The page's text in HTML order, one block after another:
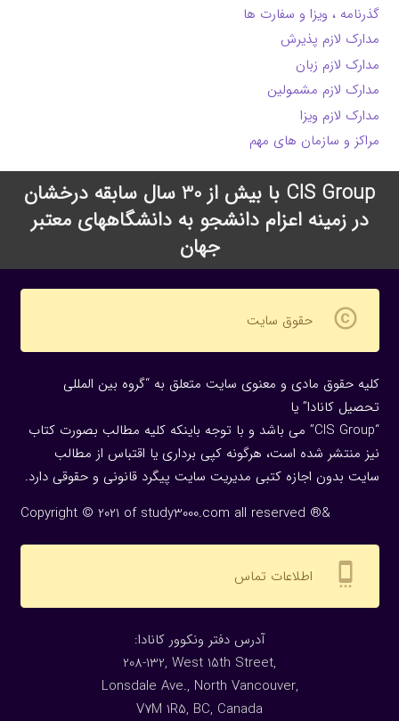
گذرنامه ، ویزا و سفارت ها
مدارک لازم پذیرش
مدارک لازم زبان
مدارک لازم مشمولین
مدارک لازم ویزا
مراکز و سازمان های مهم
CIS Group با بیش از 30 سال سابقه درخشان
در زمینه اعزام دانشجو به دانشگاههای معتبر
جهان
copyright حقوق سایت
کلیه حقوق مادی و معنوی سایت متعلق به “گروه بین المللی
تحصیل کانادا” یا
“CIS Group” می باشد و با توجه باینکه کلیه مطالب بصورت کتاب
نیز منتشر شده است، هرگونه كپی برداری یا اقتباس از مطالب
سایت بدون اجازه كتبی مدیریت سایت پیگرد قانونی و حقوقی دارد.
Copyright © 2021 of study3000.com all reserved ®&
settings_cell اطلاعات تماس
:آدرس دفتر ونکوور کانادا
208-132, West 15th Street,
Lonsdale Ave., North Vancouver,
V7M 1R5, BC, Canada